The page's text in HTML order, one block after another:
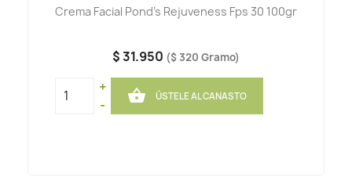
Crema Facial Pond's Rejuveness Fps 30 100gr
$ 31.950 ($ 320 Gramo)
+
-
 ÚSTELE AL CANASTO